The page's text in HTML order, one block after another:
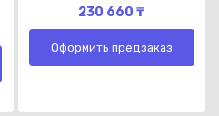
230 660 ₸
Оформить предзаказ